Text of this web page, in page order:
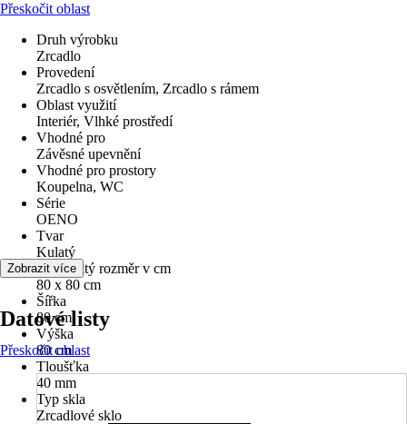
Přeskočit oblast
Druh výrobku
Zrcadlo
Provedení
Zrcadlo s osvětlením, Zrcadlo s rámem
Oblast využití
Interiér, Vlhké prostředí
Vhodné pro
Závěsné upevnění
Vhodné pro prostory
Koupelna, WC
Série
OENO
Tvar
Kulatý
Jmenovitý rozměr v cm
80 x 80 cm
Šířka
80 cm
Výška
80 cm
Tloušťka
40 mm
Typ skla
Zrcadlové sklo
Zobrazit více
Datové listy
Přeskočit oblast